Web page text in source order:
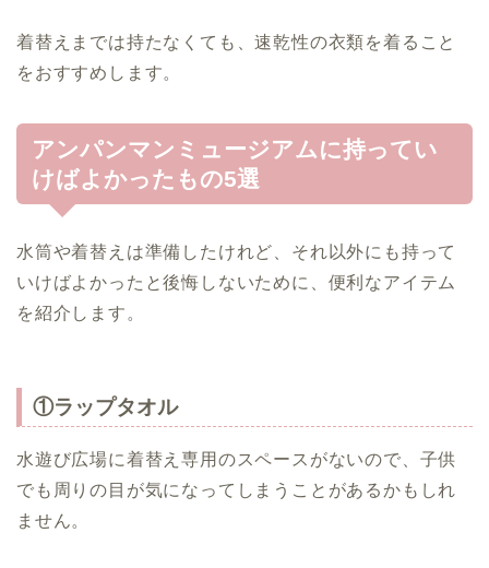
着替えまでは持たなくても、速乾性の衣類を着ること
をおすすめします。
アンパンマンミュージアムに持ってい
けばよかったもの5選
水筒や着替えは準備したけれど、それ以外にも持って
いけばよかったと後悔しないために、便利なアイテム
を紹介します。
①ラップタオル
水遊び広場に着替え専用のスペースがないので、子供
でも周りの目が気になってしまうことがあるかもしれ
ません。